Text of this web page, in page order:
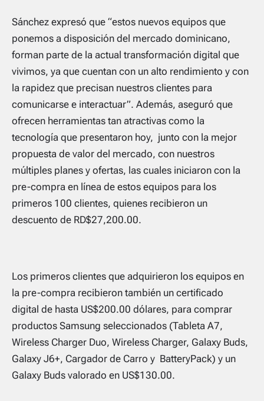
Sánchez expresó que “estos nuevos equipos que
ponemos a disposición del mercado dominicano,
forman parte de la actual transformación digital que
vivimos, ya que cuentan con un alto rendimiento y con
la rapidez que precisan nuestros clientes para
comunicarse e interactuar”. Además, aseguró que
ofrecen herramientas tan atractivas como la
tecnología que presentaron hoy, junto con la mejor
propuesta de valor del mercado, con nuestros
múltiples planes y ofertas, las cuales iniciaron con la
pre-compra en línea de estos equipos para los
primeros 100 clientes, quienes recibieron un
descuento de RD$27,200.00.
Los primeros clientes que adquirieron los equipos en
la pre-compra recibieron también un certificado
digital de hasta US$200.00 dólares, para comprar
productos Samsung seleccionados (Tableta A7,
Wireless Charger Duo, Wireless Charger, Galaxy Buds,
Galaxy J6+, Cargador de Carro y BatteryPack) y un
Galaxy Buds valorado en US$130.00.